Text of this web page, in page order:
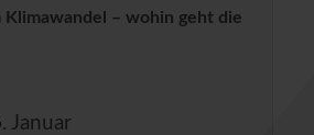
Klimawandel – wohin geht die
Januar